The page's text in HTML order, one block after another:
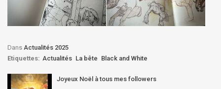
Dans Actualités 2025
Etiquettes: Actualités La bête Black and White
Joyeux Noël à tous mes followers